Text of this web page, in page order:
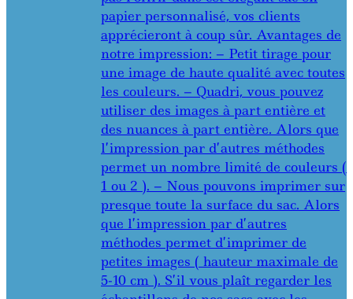
papier personnalisé, vos clients
apprécieront à coup sûr. Avantages de
notre impression: – Petit tirage pour
une image de haute qualité avec toutes
les couleurs. – Quadri, vous pouvez
utiliser des images à part entière et
des nuances à part entière. Alors que
l’impression par d’autres méthodes
permet un nombre limité de couleurs (
1 ou 2 ). – Nous pouvons imprimer sur
presque toute la surface du sac. Alors
que l’impression par d’autres
méthodes permet d’imprimer de
petites images ( hauteur maximale de
5-10 cm ). S’il vous plaît regarder les